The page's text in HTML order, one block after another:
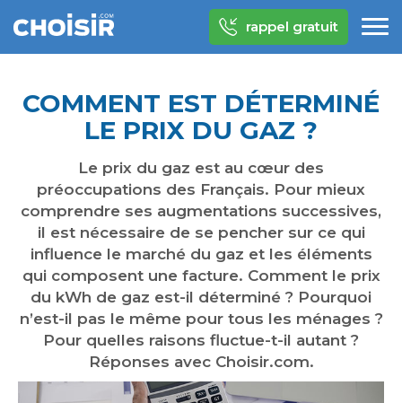
rappel gratuit
COMMENT EST DÉTERMINÉ
LE PRIX DU GAZ ?
Le prix du gaz est au cœur des
préoccupations des Français. Pour mieux
comprendre ses augmentations successives,
il est nécessaire de se pencher sur ce qui
influence le marché du gaz et les éléments
qui composent une facture. Comment le prix
du kWh de gaz est-il déterminé ? Pourquoi
n’est-il pas le même pour tous les ménages ?
Pour quelles raisons fluctue-t-il autant ?
Réponses avec Choisir.com.